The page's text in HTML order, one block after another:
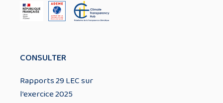
CONSULTER
Rapports 29 LEC sur
l’exercice 2025